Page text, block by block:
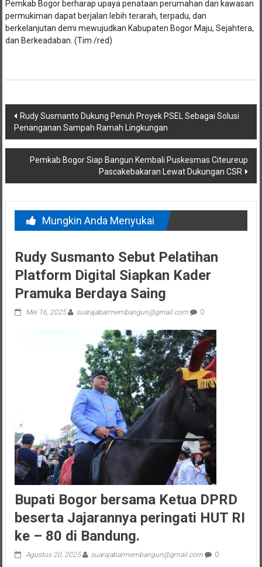
Pemkab Bogor berharap upaya penataan perumahan dan kawasan
permukiman dapat berjalan lebih terarah, terpadu, dan
berkelanjutan demi mewujudkan Kabupaten Bogor Maju, Sejahtera,
dan Berkeadaban. (Tim /red)
Navigasi
pos
Rudy Susmanto Dukung Penuh Proyek PSEL Sebagai Solusi
Penanganan Sampah Ramah Lingkungan
Pemkab Bogor Siap Bangun Kembali Puskesmas Citeureup
Pascakebakaran Lewat Dukungan CSR
Mungkin Anda Menyukai
Rudy Susmanto Sebut Pelatihan
Platform Digital Siapkan Kader
Pramuka Berdaya Saing
Mei 16, 2025 suarajabarmembangun@gmail.com 0
Bupati Bogor bersama Ketua DPRD
beserta Jajarannya peringati HUT RI
ke – 80 di Bandung.
Agustus 20, 2025 suarajabarmembangun@gmail.com 0